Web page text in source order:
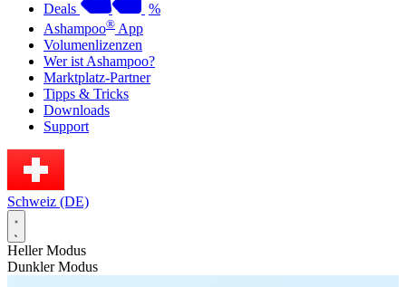
Deals
%
Ashampoo® App
Volumenlizenzen
Wer ist Ashampoo?
Marktplatz-Partner
Tipps & Tricks
Downloads
Support
Schweiz (DE)
Heller Modus
Dunkler Modus